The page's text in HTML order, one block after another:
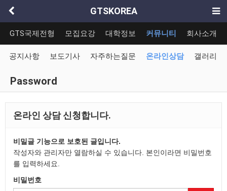
GTSKOREA
GTS국제전형 모집요강 대학정보 커뮤니티 회사소개
공지사항 보도기사 자주하는질문 온라인상담 갤러리
Password
온라인 상담 신청합니다.
비밀글 기능으로 보호된 글입니다.
작성자와 관리자만 열람하실 수 있습니다. 본인이라면 비밀번호
를 입력하세요.
비밀번호